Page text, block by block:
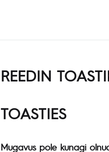
REEDIN
TOASTIES
Mugavus pole kunagi